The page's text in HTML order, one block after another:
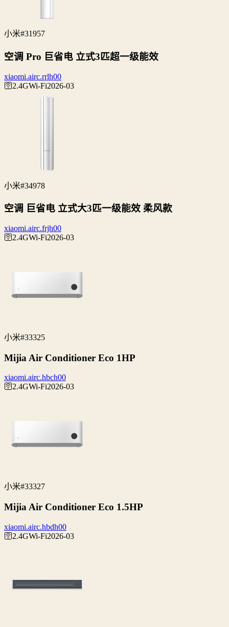
小米#31957
空调 Pro 巨省电 立式3匹超一级能效
xiaomi.airc.rrlh00
🛜2.4GWi‑Fi2026-03
小米#34978
空调 巨省电 立式大3匹一级能效 柔风款
xiaomi.airc.frjh00
🛜2.4GWi‑Fi2026-03
小米#33325
Mijia Air Conditioner Eco 1HP
xiaomi.airc.hbch00
🛜2.4GWi‑Fi2026-03
小米#33327
Mijia Air Conditioner Eco 1.5HP
xiaomi.airc.hbdh00
🛜2.4GWi‑Fi2026-03